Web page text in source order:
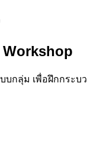
กลุ่ม เพื่อฝึกกระ